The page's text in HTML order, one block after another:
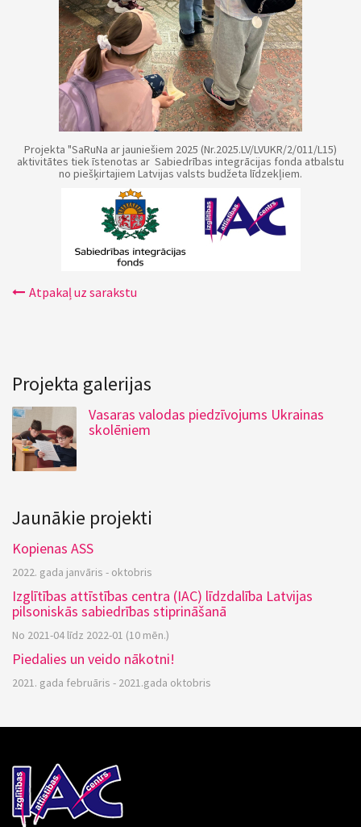
Projekta "SaRuNa ar jauniešiem 2025 (Nr.2025.LV/LVUKR/2/011/L15)
aktivitātes tiek īstenotas ar Sabiedrības integrācijas fonda atbalstu
no piešķirtajiem Latvijas valsts budžeta līdzekļiem.
Atpakaļ uz sarakstu
Projekta galerijas
Vasaras valodas piedzīvojums Ukrainas
skolēniem
Jaunākie projekti
Kopienas ASS
2022. gada janvāris - oktobris
Izglītības attīstības centra (IAC) līdzdalība Latvijas
pilsoniskās sabiedrības stiprināšanā
No 2021-04 līdz 2022-01 (10 mēn.)
Piedalies un veido nākotni!
2021. gada februāris - 2021.gada oktobris